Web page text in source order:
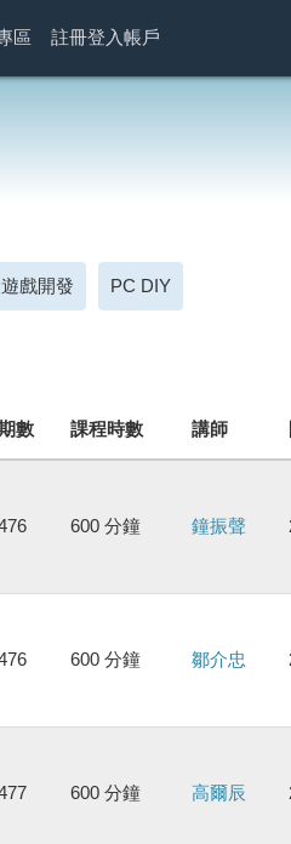
區 註冊登入帳戶
遊戲開發 PC DIY
數 課程時數 講師
600 分鐘 鐘振聲
600 分鐘 鄒介忠
600 分鐘 高爾辰